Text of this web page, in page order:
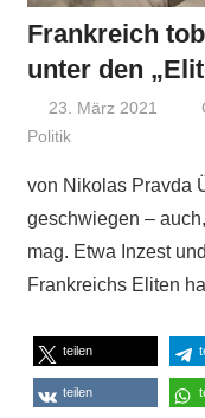
Frankreich
unter den
23. März 2021
Politik
von Nikolas Pravda
geschwiegen –
mag. Etwa Inzest
Frankreichs Eliten
teilen
teilen